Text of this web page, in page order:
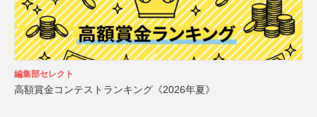
編集部セレクト
高額賞金コンテストランキング《2026年夏》